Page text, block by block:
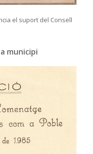
el suport del Consell
municipi